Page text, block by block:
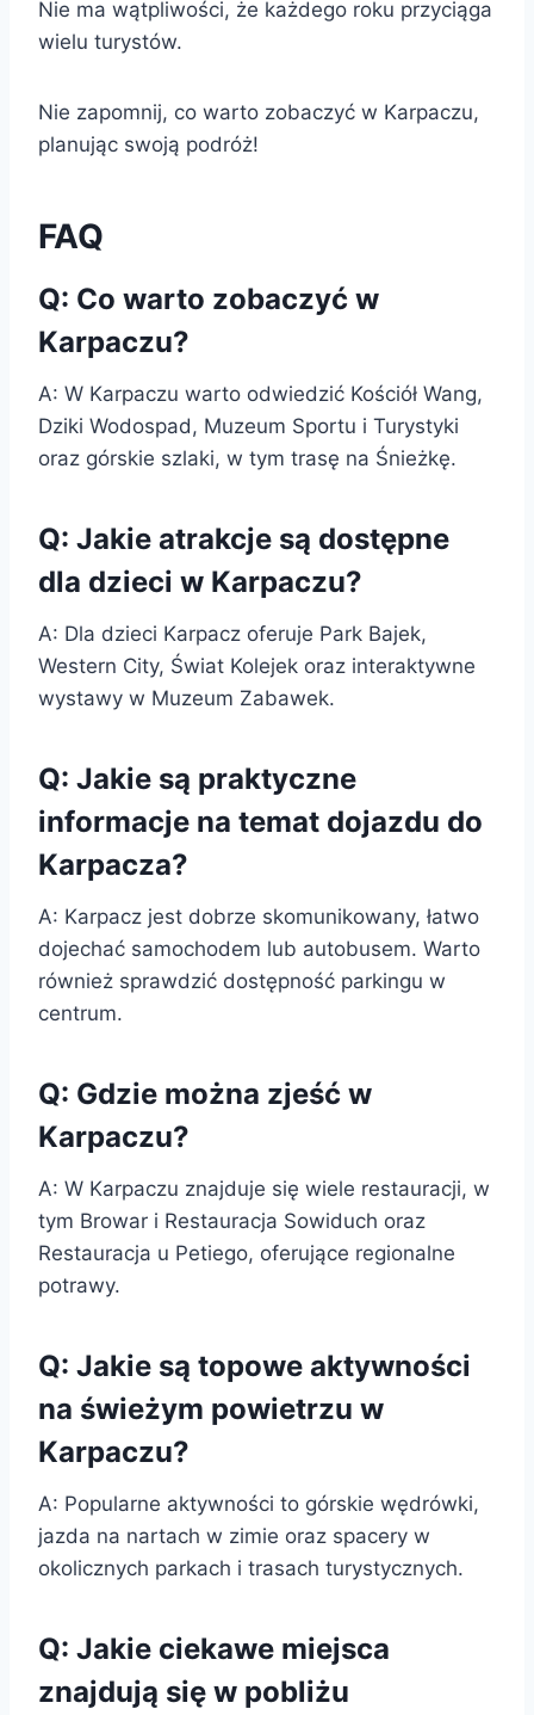
Nie ma wątpliwości, że każdego roku przyciąga
wielu turystów.
Nie zapomnij, co warto zobaczyć w Karpaczu,
planując swoją podróż!
FAQ
Q: Co warto zobaczyć w
Karpaczu?
A: W Karpaczu warto odwiedzić Kościół Wang,
Dziki Wodospad, Muzeum Sportu i Turystyki
oraz górskie szlaki, w tym trasę na Śnieżkę.
Q: Jakie atrakcje są dostępne
dla dzieci w Karpaczu?
A: Dla dzieci Karpacz oferuje Park Bajek,
Western City, Świat Kolejek oraz interaktywne
wystawy w Muzeum Zabawek.
Q: Jakie są praktyczne
informacje na temat dojazdu do
Karpacza?
A: Karpacz jest dobrze skomunikowany, łatwo
dojechać samochodem lub autobusem. Warto
również sprawdzić dostępność parkingu w
centrum.
Q: Gdzie można zjeść w
Karpaczu?
A: W Karpaczu znajduje się wiele restauracji, w
tym Browar i Restauracja Sowiduch oraz
Restauracja u Petiego, oferujące regionalne
potrawy.
Q: Jakie są topowe aktywności
na świeżym powietrzu w
Karpaczu?
A: Popularne aktywności to górskie wędrówki,
jazda na nartach w zimie oraz spacery w
okolicznych parkach i trasach turystycznych.
Q: Jakie ciekawe miejsca
znajdują się w pobliżu